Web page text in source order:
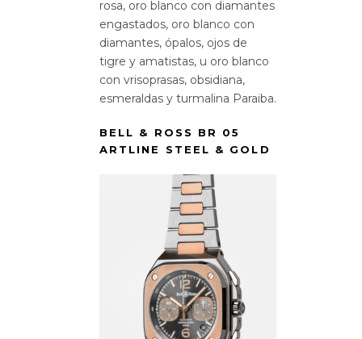
rosa, oro blanco con diamantes
engastados, oro blanco con
diamantes, ópalos, ojos de
tigre y amatistas, u oro blanco
con vrisoprasas, obsidiana,
esmeraldas y turmalina Paraiba.
BELL & ROSS BR 05
ARTLINE STEEL & GOLD